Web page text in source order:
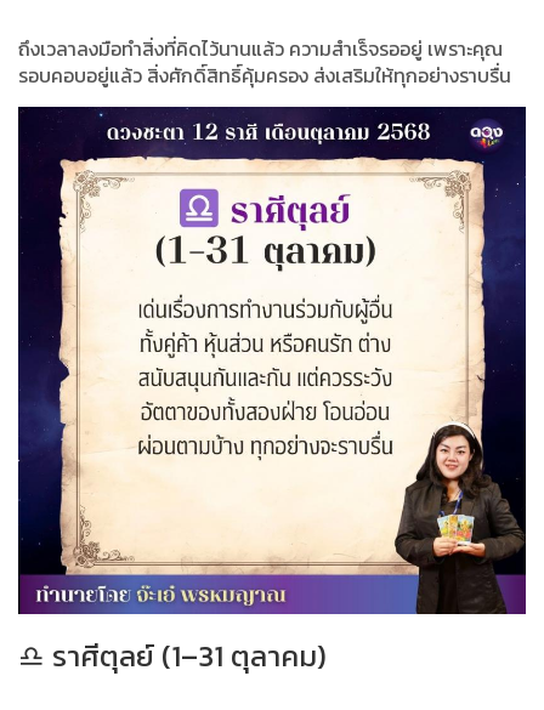
ถึงเวลาลงมือทำสิ่งที่คิดไว้นานแล้ว ความสำเร็จรออยู่ เพราะคุณ
รอบคอบอยู่แล้ว สิ่งศักดิ์สิทธิ์คุ้มครอง ส่งเสริมให้ทุกอย่างราบรื่น
♎ ราศีตุลย์ (1–31 ตุลาคม)